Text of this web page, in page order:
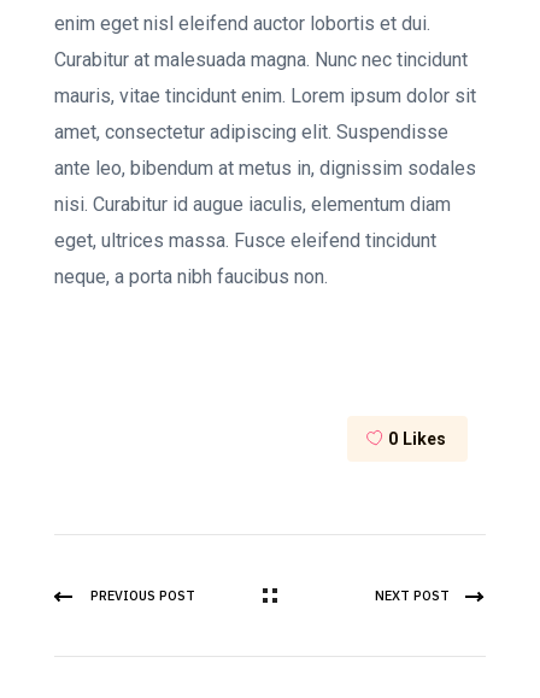
enim eget nisl eleifend auctor lobortis et dui.
Curabitur at malesuada magna. Nunc nec tincidunt
mauris, vitae tincidunt enim. Lorem ipsum dolor sit
amet, consectetur adipiscing elit. Suspendisse
ante leo, bibendum at metus in, dignissim sodales
nisi. Curabitur id augue iaculis, elementum diam
eget, ultrices massa. Fusce eleifend tincidunt
neque, a porta nibh faucibus non.
0 Likes
PREVIOUS POST NEXT POST